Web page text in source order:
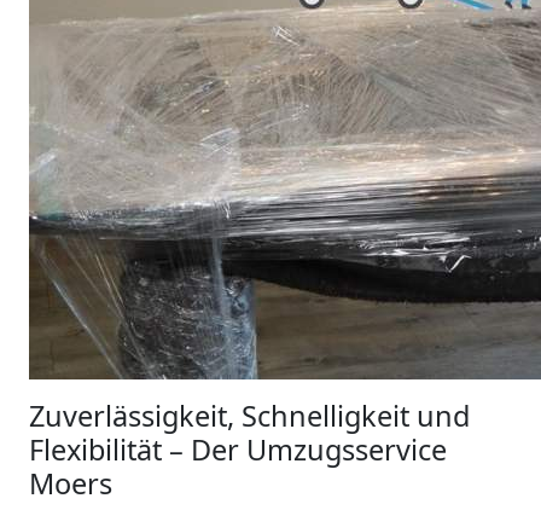
Zuverlässigkeit, Schnelligkeit und
Flexibilität – Der Umzugsservice
Moers